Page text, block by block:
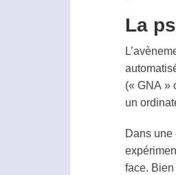
La
(« GNA »
un
Dans une
face.